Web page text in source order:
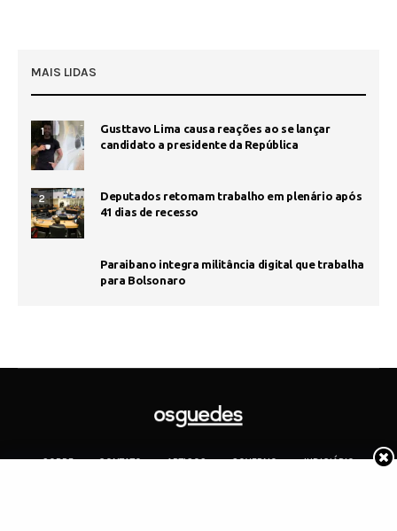
MAIS LIDAS
1
Gusttavo Lima causa reações ao se lançar
candidato a presidente da República
2
Deputados retomam trabalho em plenário após
41 dias de recesso
Paraibano integra militância digital que trabalha
para Bolsonaro
SOBRE CONTATO ARTIGOS GOVERNO
JUDICIÁRIO